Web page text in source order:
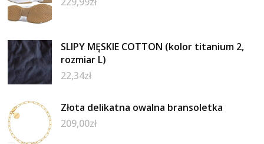
SLIPY MĘSKIE COTTON (kolor titanium 2,
rozmiar L)
22,34zł
Złota delikatna owalna bransoletka
209,00zł